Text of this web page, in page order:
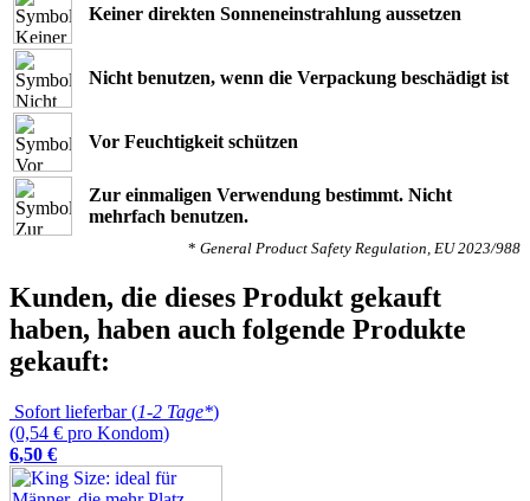
Keiner direkten Sonneneinstrahlung aussetzen
Nicht benutzen, wenn die Verpackung beschädigt ist
Vor Feuchtigkeit schützen
Zur einmaligen Verwendung bestimmt. Nicht
mehrfach benutzen.
* General Product Safety Regulation, EU 2023/988
Kunden, die dieses Produkt gekauft
haben, haben auch folgende Produkte
gekauft:
Sofort lieferbar (1-2 Tage*)
(0,54 € pro Kondom)
6,50 €